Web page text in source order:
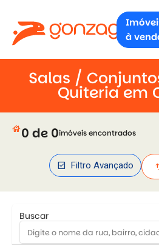
à
Salas /
Quiteria em
house0 de 0imóveis encontrados
check_box Filtro Avançado
Buscar